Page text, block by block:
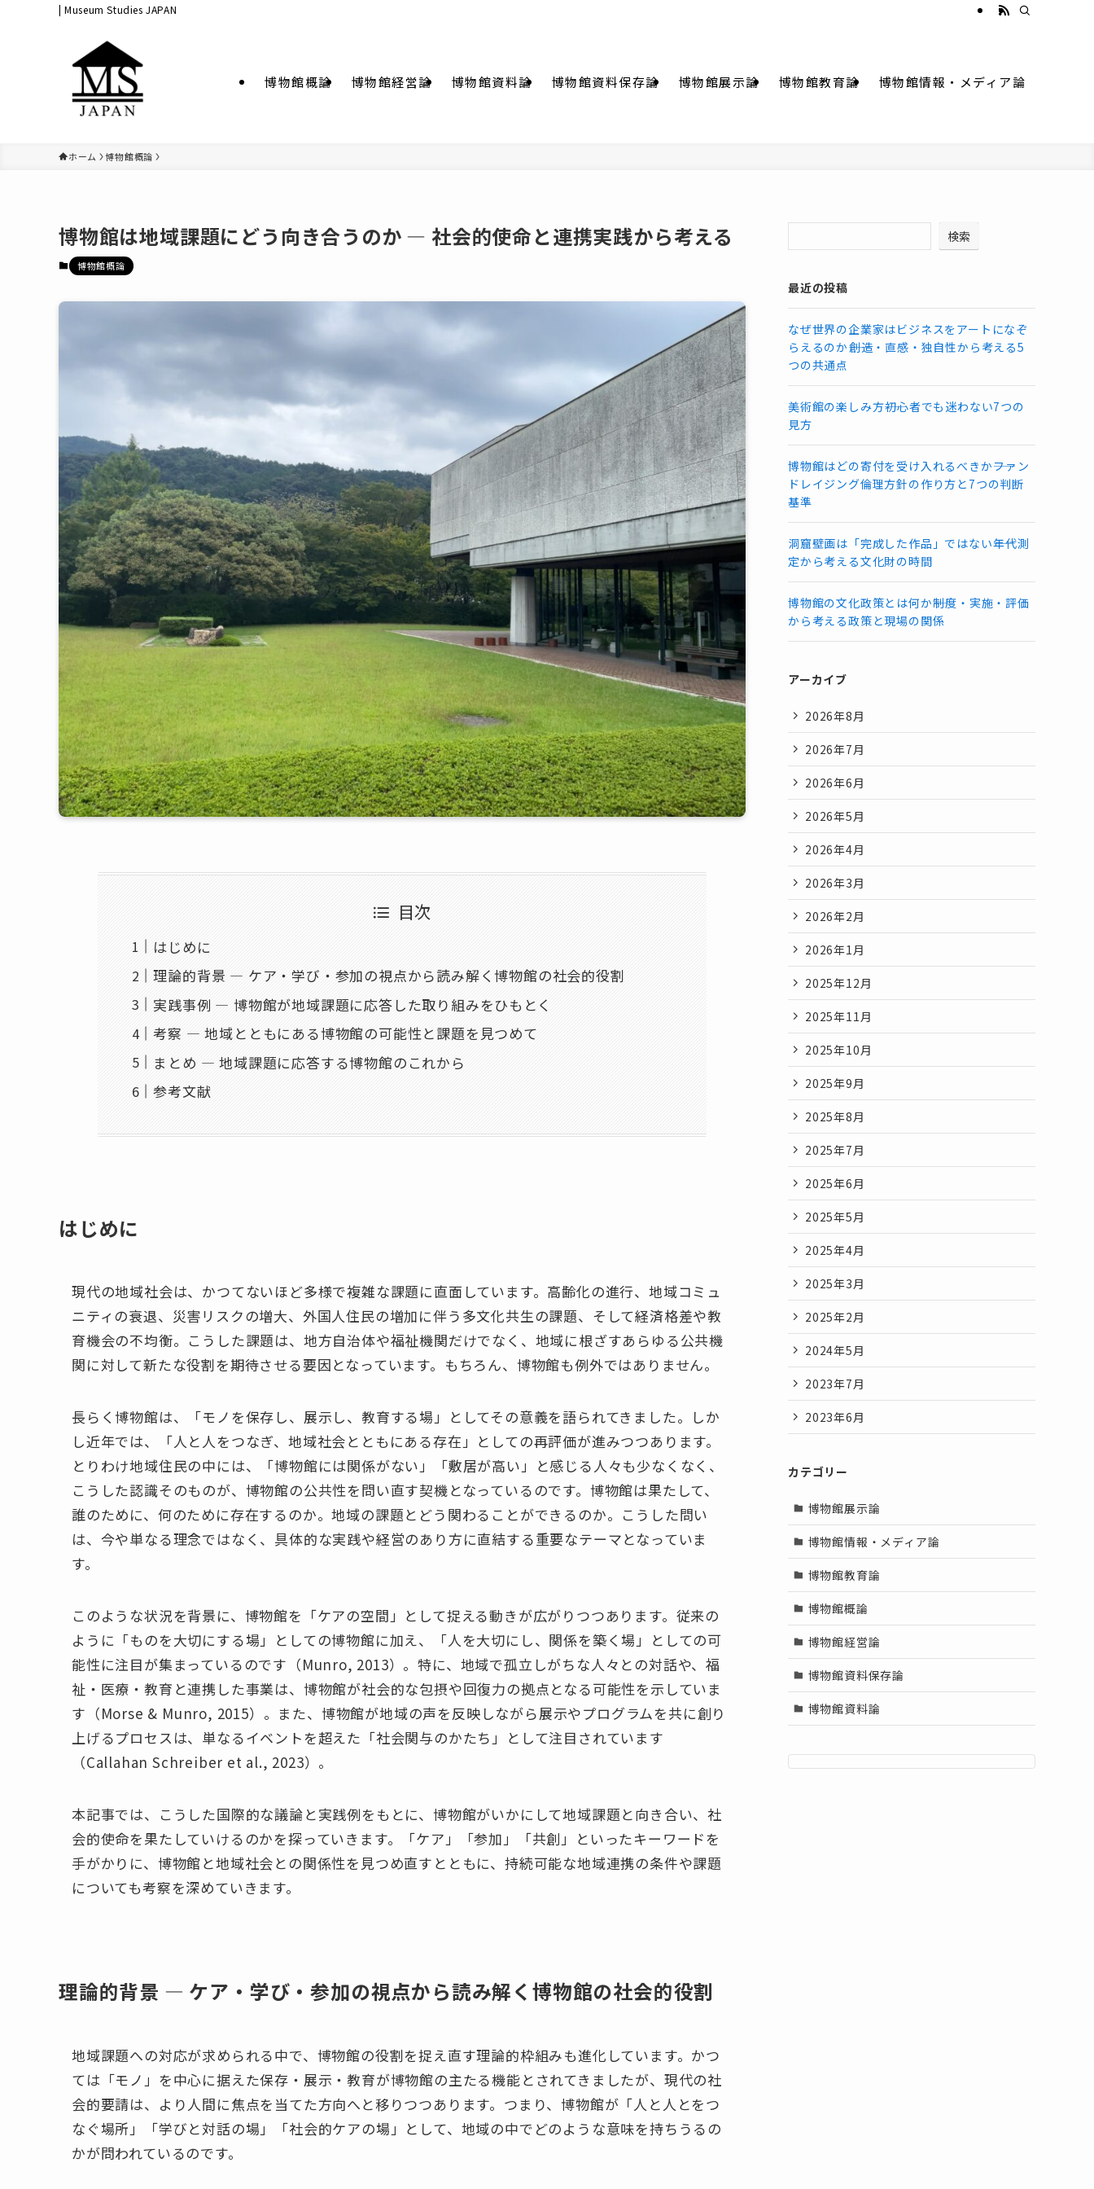
| Museum Studies JAPAN
博物館概論 博物館経営論 博物館資料論 博物館資料保存論 博物館展示論 博物館教育論 博物館情報・メディア論
ホーム 博物館概論
博物館は地域課題にどう向き合うのか ― 社会的使命と連携実践から考える
博物館概論
目次
はじめに
理論的背景 ― ケア・学び・参加の視点から読み解く博物館の社会的役割
実践事例 ― 博物館が地域課題に応答した取り組みをひもとく
考察 ― 地域とともにある博物館の可能性と課題を見つめて
まとめ ― 地域課題に応答する博物館のこれから
参考文献
はじめに
現代の地域社会は、かつてないほど多様で複雑な課題に直面しています。高齢化の進行、地域コミュ
ニティの衰退、災害リスクの増大、外国人住民の増加に伴う多文化共生の課題、そして経済格差や教
育機会の不均衡。こうした課題は、地方自治体や福祉機関だけでなく、地域に根ざすあらゆる公共機
関に対して新たな役割を期待させる要因となっています。もちろん、博物館も例外ではありません。
長らく博物館は、「モノを保存し、展示し、教育する場」としてその意義を語られてきました。しか
し近年では、「人と人をつなぎ、地域社会とともにある存在」としての再評価が進みつつあります。
とりわけ地域住民の中には、「博物館には関係がない」「敷居が高い」と感じる人々も少なくなく、
こうした認識そのものが、博物館の公共性を問い直す契機となっているのです。博物館は果たして、
誰のために、何のために存在するのか。地域の課題とどう関わることができるのか。こうした問い
は、今や単なる理念ではなく、具体的な実践や経営のあり方に直結する重要なテーマとなっていま
す。
このような状況を背景に、博物館を「ケアの空間」として捉える動きが広がりつつあります。従来の
ように「ものを大切にする場」としての博物館に加え、「人を大切にし、関係を築く場」としての可
能性に注目が集まっているのです（Munro, 2013）。特に、地域で孤立しがちな人々との対話や、福
祉・医療・教育と連携した事業は、博物館が社会的な包摂や回復力の拠点となる可能性を示していま
す（Morse & Munro, 2015）。また、博物館が地域の声を反映しながら展示やプログラムを共に創り
上げるプロセスは、単なるイベントを超えた「社会関与のかたち」として注目されています
（Callahan Schreiber et al., 2023）。
本記事では、こうした国際的な議論と実践例をもとに、博物館がいかにして地域課題と向き合い、社
会的使命を果たしていけるのかを探っていきます。「ケア」「参加」「共創」といったキーワードを
手がかりに、博物館と地域社会との関係性を見つめ直すとともに、持続可能な地域連携の条件や課題
についても考察を深めていきます。
理論的背景 ― ケア・学び・参加の視点から読み解く博物館の社会的役割
地域課題への対応が求められる中で、博物館の役割を捉え直す理論的枠組みも進化しています。かつ
ては「モノ」を中心に据えた保存・展示・教育が博物館の主たる機能とされてきましたが、現代の社
会的要請は、より人間に焦点を当てた方向へと移りつつあります。つまり、博物館が「人と人とをつ
なぐ場所」「学びと対話の場」「社会的ケアの場」として、地域の中でどのような意味を持ちうるの
かが問われているのです。
検索
最近の投稿
なぜ世界の企業家はビジネスをアートになぞ
らえるのか――創造・直感・独自性から考える5
つの共通点
美術館の楽しみ方――初心者でも迷わない7つの
見方
博物館はどの寄付を受け入れるべきか――ファン
ドレイジング倫理方針の作り方と7つの判断
基準
洞窟壁画は「完成した作品」ではない――年代測
定から考える文化財の時間
博物館の文化政策とは何か――制度・実施・評価
から考える政策と現場の関係
アーカイブ
2026年8月
2026年7月
2026年6月
2026年5月
2026年4月
2026年3月
2026年2月
2026年1月
2025年12月
2025年11月
2025年10月
2025年9月
2025年8月
2025年7月
2025年6月
2025年5月
2025年4月
2025年3月
2025年2月
2024年5月
2023年7月
2023年6月
カテゴリー
博物館展示論
博物館情報・メディア論
博物館教育論
博物館概論
博物館経営論
博物館資料保存論
博物館資料論